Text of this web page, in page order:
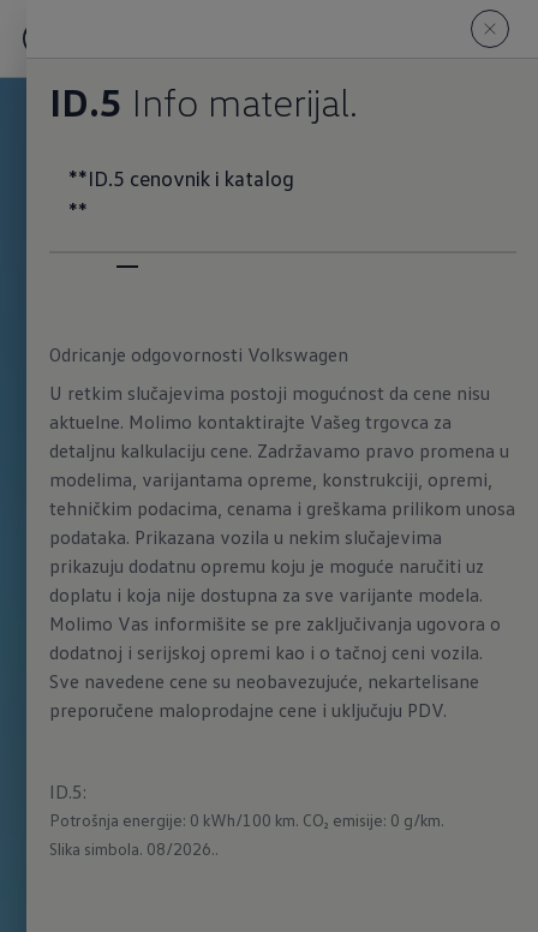
ID.5 Info materijal.
**ID.5 cenovnik i katalog
**
Odricanje odgovornosti Volkswagen
U retkim slučajevima postoji mogućnost da cene nisu
aktuelne. Molimo kontaktirajte Vašeg trgovca za
detaljnu kalkulaciju cene. Zadržavamo pravo promena u
modelima, varijantama opreme, konstrukciji, opremi,
tehničkim podacima, cenama i greškama prilikom unosa
podataka. Prikazana vozila u nekim slučajevima
prikazuju dodatnu opremu koju je moguće naručiti uz
doplatu i koja nije dostupna za sve varijante modela.
Molimo Vas informišite se pre zaključivanja ugovora o
dodatnoj i serijskoj opremi kao i o tačnoj ceni vozila.
Sve navedene cene su neobavezujuće, nekartelisane
preporučene maloprodajne cene i uključuju PDV.
ID.5:
Potrošnja energije: 0 kWh/100 km. CO₂ emisije: 0 g/km.
Slika simbola. 08/2026..